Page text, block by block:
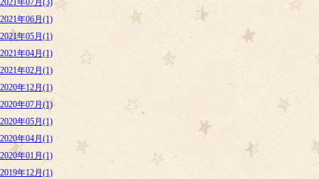
2021年07月(3)
2021年06月(1)
2021年05月(1)
2021年04月(1)
2021年02月(1)
2020年12月(1)
2020年07月(1)
2020年05月(1)
2020年04月(1)
2020年01月(1)
2019年12月(1)